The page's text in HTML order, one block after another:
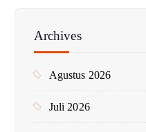
n
k
Archives
Agustus 2026
Juli 2026